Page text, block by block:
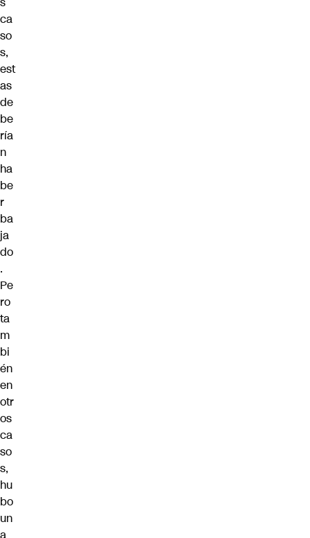
ca
so
s,
est
as
de
be
ría
n
ha
be
r
ba
ja
do
.
Pe
ro
ta
m
bi
én
en
otr
os
ca
so
s,
hu
bo
un
a